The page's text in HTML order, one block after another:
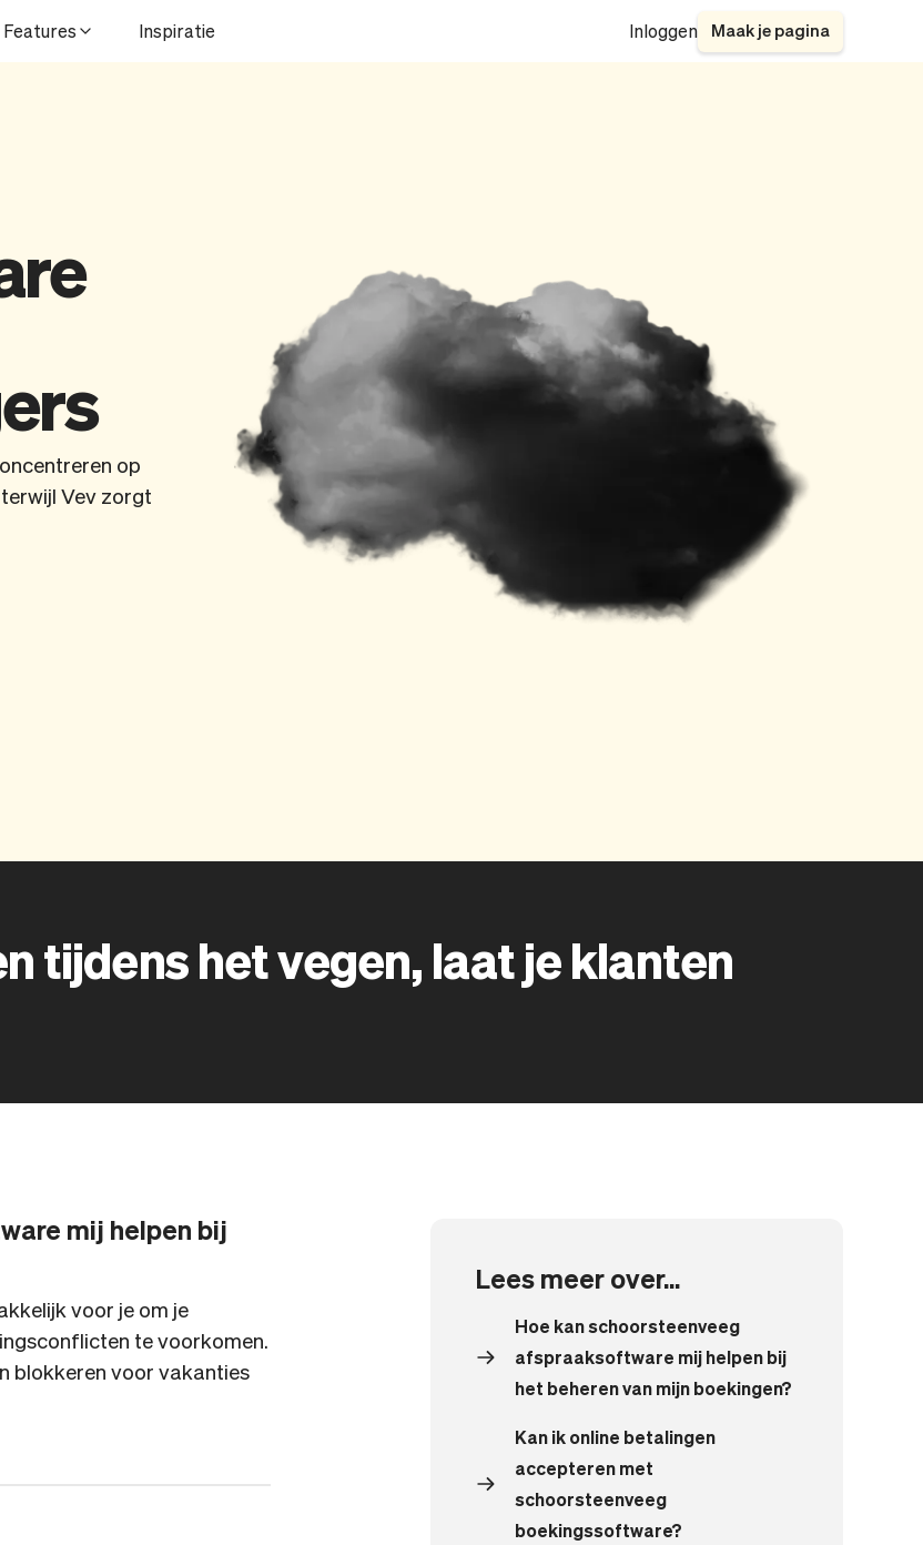
Features Inspiratie Inloggen Maak je pagina
op
Vev zorgt
tijdens het vegen, laat je klanten
mij helpen bij
voor je om je
te voorkomen.
blokkeren voor vakanties
Lees meer over...
Hoe kan schoorsteenveeg
afspraaksoftware mij helpen bij
het beheren van mijn boekingen?
Kan ik online betalingen
accepteren met
schoorsteenveeg
boekingssoftware?